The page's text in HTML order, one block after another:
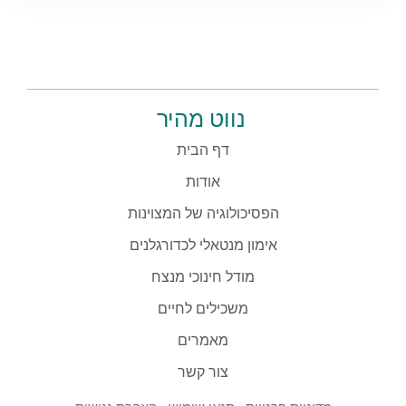
נווט מהיר
דף הבית
אודות
הפסיכולוגיה של המצוינות
אימון מנטאלי לכדורגלנים
מודל חינוכי מנצח
משכילים לחיים
מאמרים
צור קשר